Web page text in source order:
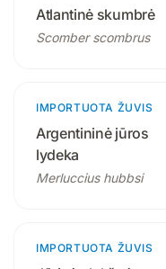
Atlantinė skumbrė
Scomber scombrus
3 produktai
IMPORTUOTA ŽUVIS
Argentininė jūros
lydeka
Merluccius hubbsi
1 produktas
IMPORTUOTA ŽUVIS